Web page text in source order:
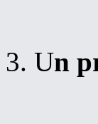
3. Un